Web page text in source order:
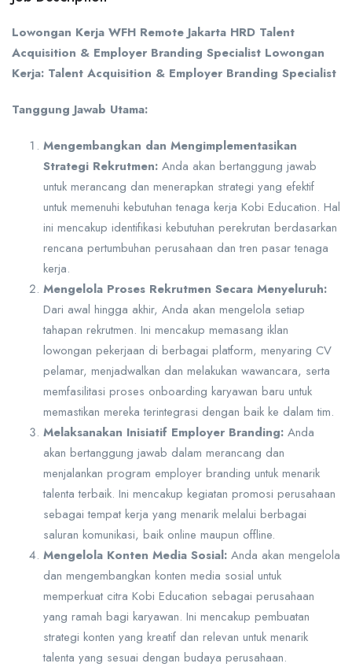
Lowongan Kerja WFH Remote Jakarta HRD Talent
Acquisition & Employer Branding Specialist Lowongan
Kerja: Talent Acquisition & Employer Branding Specialist
Tanggung Jawab Utama:
Mengembangkan dan Mengimplementasikan
Strategi Rekrutmen: Anda akan bertanggung jawab
untuk merancang dan menerapkan strategi yang efektif
untuk memenuhi kebutuhan tenaga kerja Kobi Education. Hal
ini mencakup identifikasi kebutuhan perekrutan berdasarkan
rencana pertumbuhan perusahaan dan tren pasar tenaga
kerja.
Mengelola Proses Rekrutmen Secara Menyeluruh:
Dari awal hingga akhir, Anda akan mengelola setiap
tahapan rekrutmen. Ini mencakup memasang iklan
lowongan pekerjaan di berbagai platform, menyaring CV
pelamar, menjadwalkan dan melakukan wawancara, serta
memfasilitasi proses onboarding karyawan baru untuk
memastikan mereka terintegrasi dengan baik ke dalam tim.
Melaksanakan Inisiatif Employer Branding: Anda
akan bertanggung jawab dalam merancang dan
menjalankan program employer branding untuk menarik
talenta terbaik. Ini mencakup kegiatan promosi perusahaan
sebagai tempat kerja yang menarik melalui berbagai
saluran komunikasi, baik online maupun offline.
Mengelola Konten Media Sosial: Anda akan mengelola
dan mengembangkan konten media sosial untuk
memperkuat citra Kobi Education sebagai perusahaan
yang ramah bagi karyawan. Ini mencakup pembuatan
strategi konten yang kreatif dan relevan untuk menarik
talenta yang sesuai dengan budaya perusahaan.